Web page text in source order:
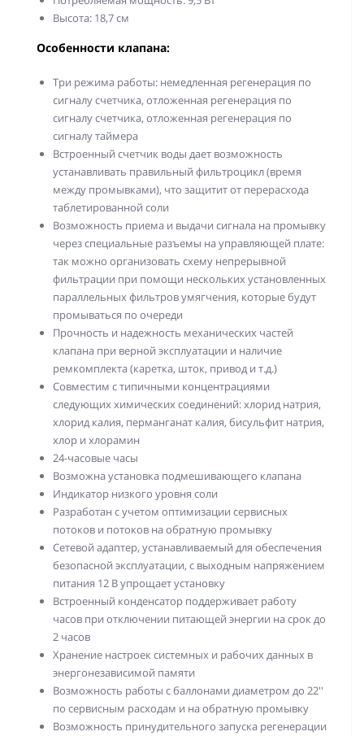
Высота: 18,7 см
Особенности клапана:
Три режима работы: немедленная регенерация по
сигналу счетчика, отложенная регенерация по
сигналу счетчика, отложенная регенерация по
сигналу таймера
Встроенный счетчик воды дает возможность
устанавливать правильный фильтроцикл (время
между промывками), что защитит от перерасхода
таблетированной соли
Возможность приема и выдачи сигнала на промывку
через специальные разъемы на управляющей плате:
так можно организовать схему непрерывной
фильтрации при помощи нескольких установленных
параллельных фильтров умягчения, которые будут
промываться по очереди
Прочность и надежность механических частей
клапана при верной эксплуатации и наличие
ремкомплекта (каретка, шток, привод и т.д.)
Совместим с типичными концентрациями
следующих химических соединений: хлорид натрия,
хлорид калия, перманганат калия, бисульфит натрия,
хлор и хлорамин
24-часовые часы
Возможна установка подмешивающего клапана
Индикатор низкого уровня соли
Разработан с учетом оптимизации сервисных
потоков и потоков на обратную промывку
Сетевой адаптер, устанавливаемый для обеспечения
безопасной эксплуатации, с выходным напряжением
питания 12 В упрощает установку
Встроенный конденсатор поддерживает работу
часов при отключении питающей энергии на срок до
2 часов
Хранение настроек системных и рабочих данных в
энергонезависимой памяти
Возможность работы с баллонами диаметром до 22''
по сервисным расходам и на обратную промывку
Возможность принудительного запуска регенерации